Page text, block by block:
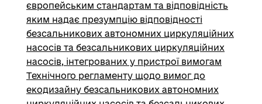
європейським стандартам та відповідність
яким надає презумпцію відповідності
безсальникових автономних циркуляційних
насосів та безсальникових циркуляційних
насосів, інтегрованих у пристрої вимогам
Технічного регламенту щодо вимог до
екодизайну безсальникових автономних